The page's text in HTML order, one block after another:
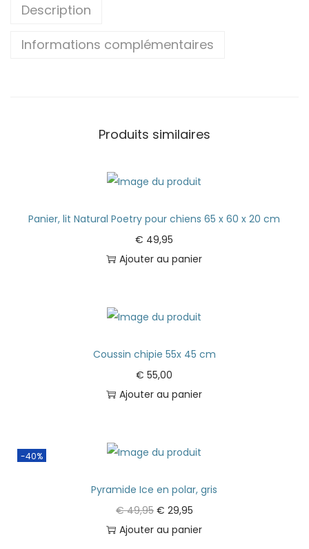
Description
Informations complémentaires
Produits similaires
Panier, lit Natural Poetry pour chiens 65 x 60 x 20 cm
€ 49,95
Ajouter au panier
Coussin chipie 55x 45 cm
€ 55,00
Ajouter au panier
-40%
Pyramide Ice en polar, gris
€49,95 € 29,95
Ajouter au panier